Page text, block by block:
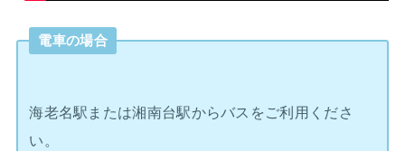
電車の場合
海老名駅または湘南台駅からバスをご利用くださ
い。